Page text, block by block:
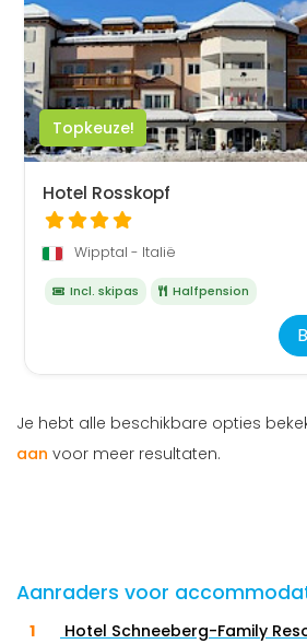
Topkeuze!
Hotel Rosskopf
Wipptal - Italië
Incl. skipas Halfpension
Je hebt alle beschikbare opties
aan voor meer resultaten.
Aanraders voor
Hotel Schneeberg-Family